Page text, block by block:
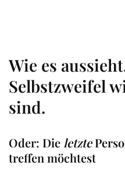
Wie es
Selbstzweifel
sind.
Oder: Die letzte
treffen möchtest